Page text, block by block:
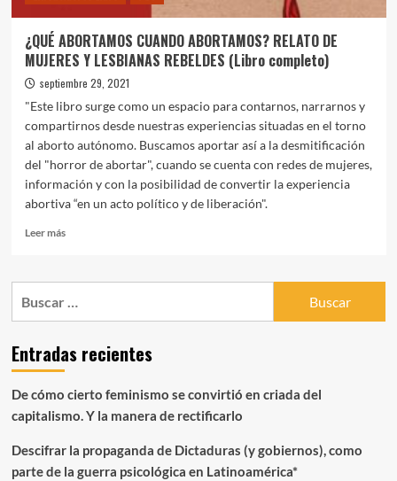
¿QUÉ ABORTAMOS CUANDO ABORTAMOS? RELATO DE
MUJERES Y LESBIANAS REBELDES (Libro completo)
septiembre 29, 2021
"Este libro surge como un espacio para contarnos, narrarnos y
compartirnos desde nuestras experiencias situadas en el torno
al aborto autónomo. Buscamos aportar así a la desmitificación
del "horror de abortar", cuando se cuenta con redes de mujeres,
información y con la posibilidad de convertir la experiencia
abortiva “en un acto político y de liberación".
Leer másLeer
¿QUÉ
RELATO
DE
Y
LESBIANAS
(Libro
completo)
Entradas recientes
De cómo cierto feminismo se convirtió en criada del
capitalismo. Y la manera de rectificarlo
Descifrar la propaganda de Dictaduras (y gobiernos), como
parte de la guerra psicológica en Latinoamérica*